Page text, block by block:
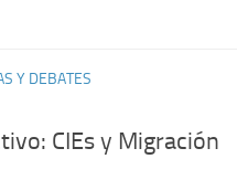
Y DEBATES
CIEs y Migración